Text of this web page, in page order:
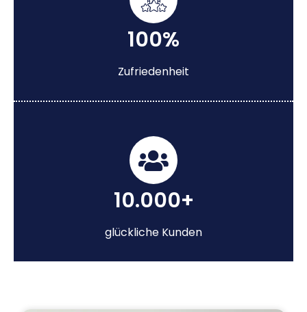
100%
Zufriedenheit
10.000+
glückliche Kunden